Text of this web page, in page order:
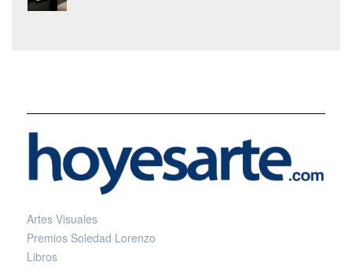
Artes Visuales
Premios Soledad Lorenzo
Libros